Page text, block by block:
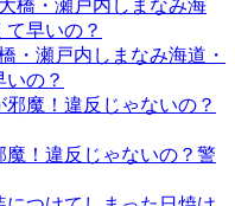
・瀬戸内しまなみ海道・
の？
！違反じゃないの？警